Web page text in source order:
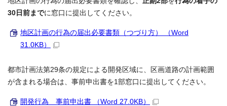
30日前までに窓口に提出してください。
地区計画の行為の届出必要書類（つづり方） （Word
31.0KB）
都市計画法第29条の規定による開発区域に、区画道路の計画範囲
が含まれる場合は、事前申出書を1部窓口に提出してください。
開発行為 事前申出書 （Word 27.0KB）